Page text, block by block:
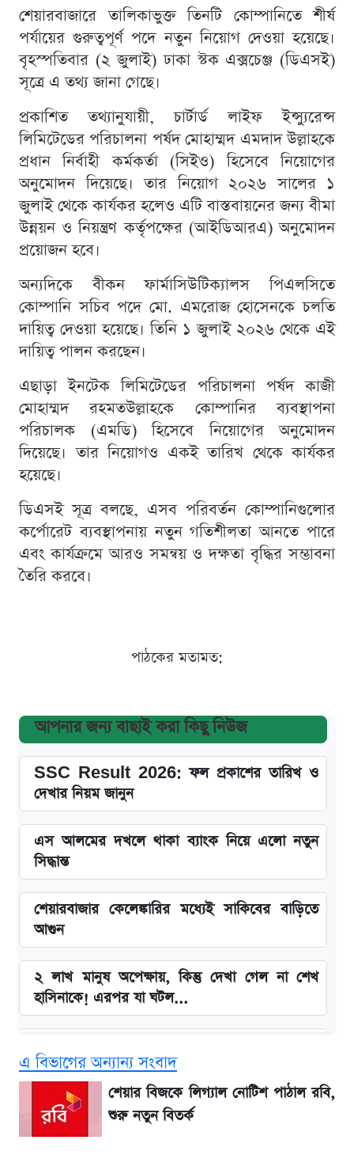
শেয়ারবাজারে তালিকাভুক্ত তিনটি কোম্পানিতে শীর্ষ
পর্যায়ের গুরুত্বপূর্ণ পদে নতুন নিয়োগ দেওয়া হয়েছে।
বৃহস্পতিবার (২ জুলাই) ঢাকা স্টক এক্সচেঞ্জ (ডিএসই)
সূত্রে এ তথ্য জানা গেছে।
প্রকাশিত তথ্যানুযায়ী, চার্টার্ড লাইফ ইন্স্যুরেন্স
লিমিটেডের পরিচালনা পর্ষদ মোহাম্মদ এমদাদ উল্লাহকে
প্রধান নির্বাহী কর্মকর্তা (সিইও) হিসেবে নিয়োগের
অনুমোদন দিয়েছে। তার নিয়োগ ২০২৬ সালের ১
জুলাই থেকে কার্যকর হলেও এটি বাস্তবায়নের জন্য বীমা
উন্নয়ন ও নিয়ন্ত্রণ কর্তৃপক্ষের (আইডিআরএ) অনুমোদন
প্রয়োজন হবে।
অন্যদিকে বীকন ফার্মাসিউটিক্যালস পিএলসিতে
কোম্পানি সচিব পদে মো. এমরোজ হোসেনকে চলতি
দায়িত্ব দেওয়া হয়েছে। তিনি ১ জুলাই ২০২৬ থেকে এই
দায়িত্ব পালন করছেন।
এছাড়া ইনটেক লিমিটেডের পরিচালনা পর্ষদ কাজী
মোহাম্মদ রহমতউল্লাহকে কোম্পানির ব্যবস্থাপনা
পরিচালক (এমডি) হিসেবে নিয়োগের অনুমোদন
দিয়েছে। তার নিয়োগও একই তারিখ থেকে কার্যকর
হয়েছে।
ডিএসই সূত্র বলছে, এসব পরিবর্তন কোম্পানিগুলোর
কর্পোরেট ব্যবস্থাপনায় নতুন গতিশীলতা আনতে পারে
এবং কার্যক্রমে আরও সমন্বয় ও দক্ষতা বৃদ্ধির সম্ভাবনা
তৈরি করবে।
পাঠকের মতামত:
আপনার জন্য বাছাই করা কিছু নিউজ
SSC Result 2026: ফল প্রকাশের তারিখ ও
দেখার নিয়ম জানুন
এস আলমের দখলে থাকা ব্যাংক নিয়ে এলো নতুন
সিদ্ধান্ত
শেয়ারবাজার কেলেঙ্কারির মধ্যেই সাকিবের বাড়িতে
আগুন
২ লাখ মানুষ অপেক্ষায়, কিন্তু দেখা গেল না শেখ
হাসিনাকে! এরপর যা ঘটল...
Redmi K80 নিয়ে আপডেট
বাংলাদেশ নিয়ে যা বললেন সজীব ওয়াজেদ জয়
এ বিভাগের অন্যান্য সংবাদ
শেয়ার বিজকে লিগ্যাল নোটিশ পাঠাল রবি,
শুরু নতুন বিতর্ক